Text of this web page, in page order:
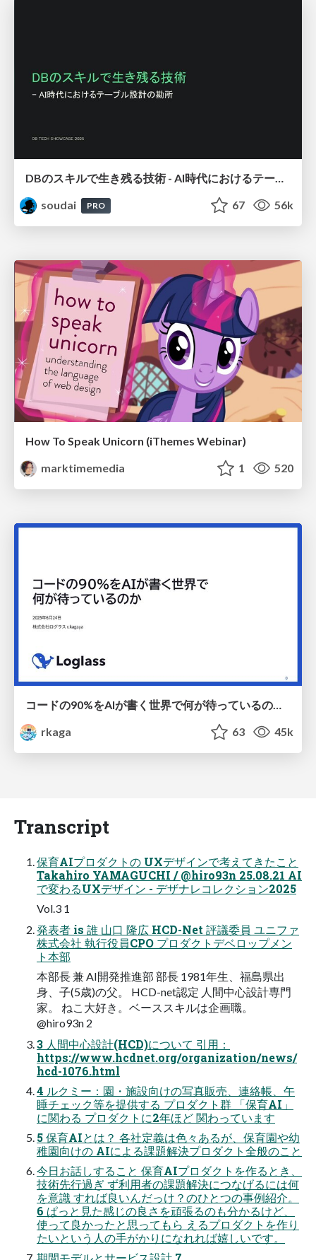
DBのスキルで生き残る技術 - AI時代におけるテーブル設計の勘所
soudai
PRO 67 56k
How To Speak Unicorn (iThemes Webinar)
marktimemedia
1 520
rkaga
63 45k
Transcript
保育AIプロダクトの UXデザインで考えてきたこと
Takahiro YAMAGUCHI / @hiro93n 25.08.21 AI
で変わるUXデザイン - デザナレコレクション2025
Vol.3 1
発表者 is 誰 山口 隆広 HCD-Net 評議委員 ユニファ
株式会社 執行役員CPO プロダクトデベロップメン
ト本部
本部長 兼 AI開発推進部 部長 1981年生、福島県出
身、子(5歳)の父。 HCD-net認定 人間中心設計専門
家。 ねこ大好き。ベーススキルは企画職。
@hiro93n 2
3 人間中心設計(HCD)について 引用：
https://www.hcdnet.org/organization/news/
hcd-1076.html
4 ルクミー：園・施設向けの写真販売、連絡帳、午
睡チェック等を提供する プロダクト群 「保育AI」
に関わる プロダクトに2年ほど 関わっています
5 保育AIとは？ 各社定義は色々あるが、保育園や幼
稚園向けの AIによる課題解決プロダクト全般のこと
今日お話しすること 保育AIプロダクトを作るとき、
技術先行過ぎ ず利用者の課題解決につなげるには何
を意識 すれば良いんだっけ？のひとつの事例紹介。
6 ぱっと見た感じの良さを頑張るのも分かるけど、
使って良かったと思ってもら えるプロダクトを作り
たいという人の手がかりになれれば嬉しいです。